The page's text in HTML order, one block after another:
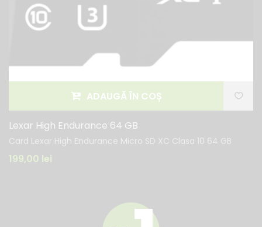
ADAUGĂ ÎN COȘ
Lexar High Endurance 64 GB
Card Lexar High Endurance Micro SD XC Clasa 10 64 GB
199,00 lei